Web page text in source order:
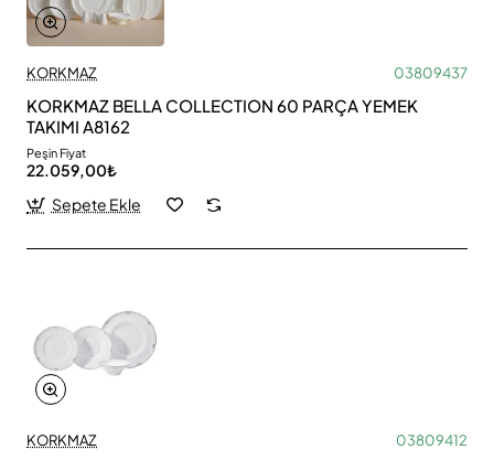
KORKMAZ 03809437
KORKMAZ BELLA COLLECTION 60 PARÇA YEMEK
TAKIMI A8162
Peşin Fiyat
22.059,00₺
Sepete Ekle
KORKMAZ 03809412